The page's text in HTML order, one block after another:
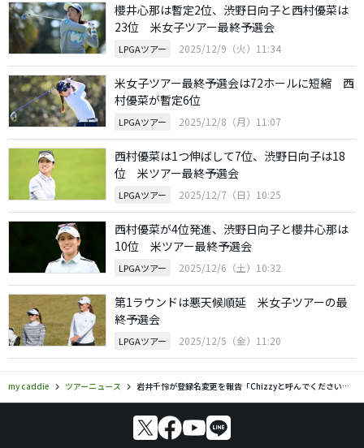
櫻井心那は暫定2位、渋野日向子と西村優菜は
23位 米女子ツアー最終予選会
LPGAツアー 2025/12/9（火）11:34
米女子ツアー最終予選会は72ホールに短縮 西
村優菜が暫定6位
LPGAツアー 2025/12/8（月）11:07
西村優菜は1つ伸ばして7位、渋野日向子は18
位 米ツアー最終予選会
LPGAツアー 2025/12/7（日）10:25
西村優菜が4位発進、渋野日向子と櫻井心那は
10位 米ツアー最終予選会
LPGAツアー 2025/12/6（土）10:32
第1ラウンドは悪天候順延 米女子ツアーの最
終予選会
LPGAツアー 2025/12/5（金）11:20
my caddie ツアーニュース 岩井千怜が登録名変更を報告「Chizzyと呼んでください！」